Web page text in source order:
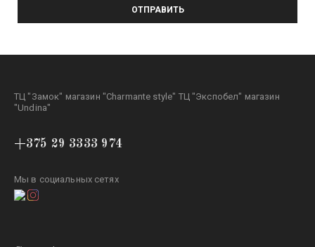
ОТПРАВИТЬ
ТЦ "Замок" магазин "Charmante style" ТЦ "Экспобел" магазин
"Undina"
+375 29 3333 974
Мы в социальных сетях